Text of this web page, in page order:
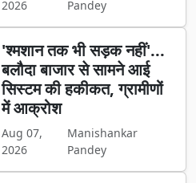
2026
Pandey
'श्मशान तक भी सड़क नहीं'...
बलौदा बाजार से सामने आई
सिस्टम की हकीकत, ग्रामीणों
में आक्रोश
Aug 07,
2026
Manishankar
Pandey